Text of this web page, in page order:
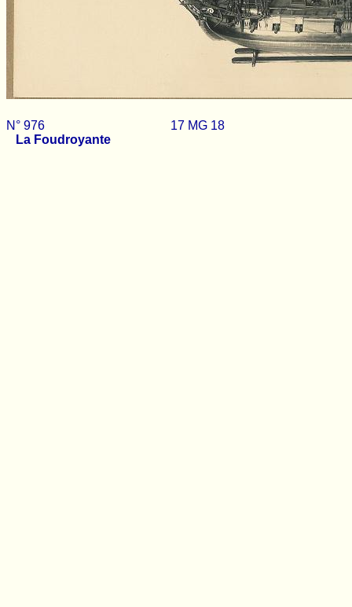
N° 976 17 MG 18
La Foudroyante